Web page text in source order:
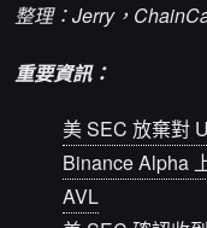
整理：Jerry，
重要資訊：
美 SEC 放棄對
Binance Alpha
AVL